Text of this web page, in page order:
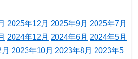
2025年12月 2025年9月 2025年7月
2024年12月 2024年6月 2024年5月
2023年10月 2023年8月 2023年5